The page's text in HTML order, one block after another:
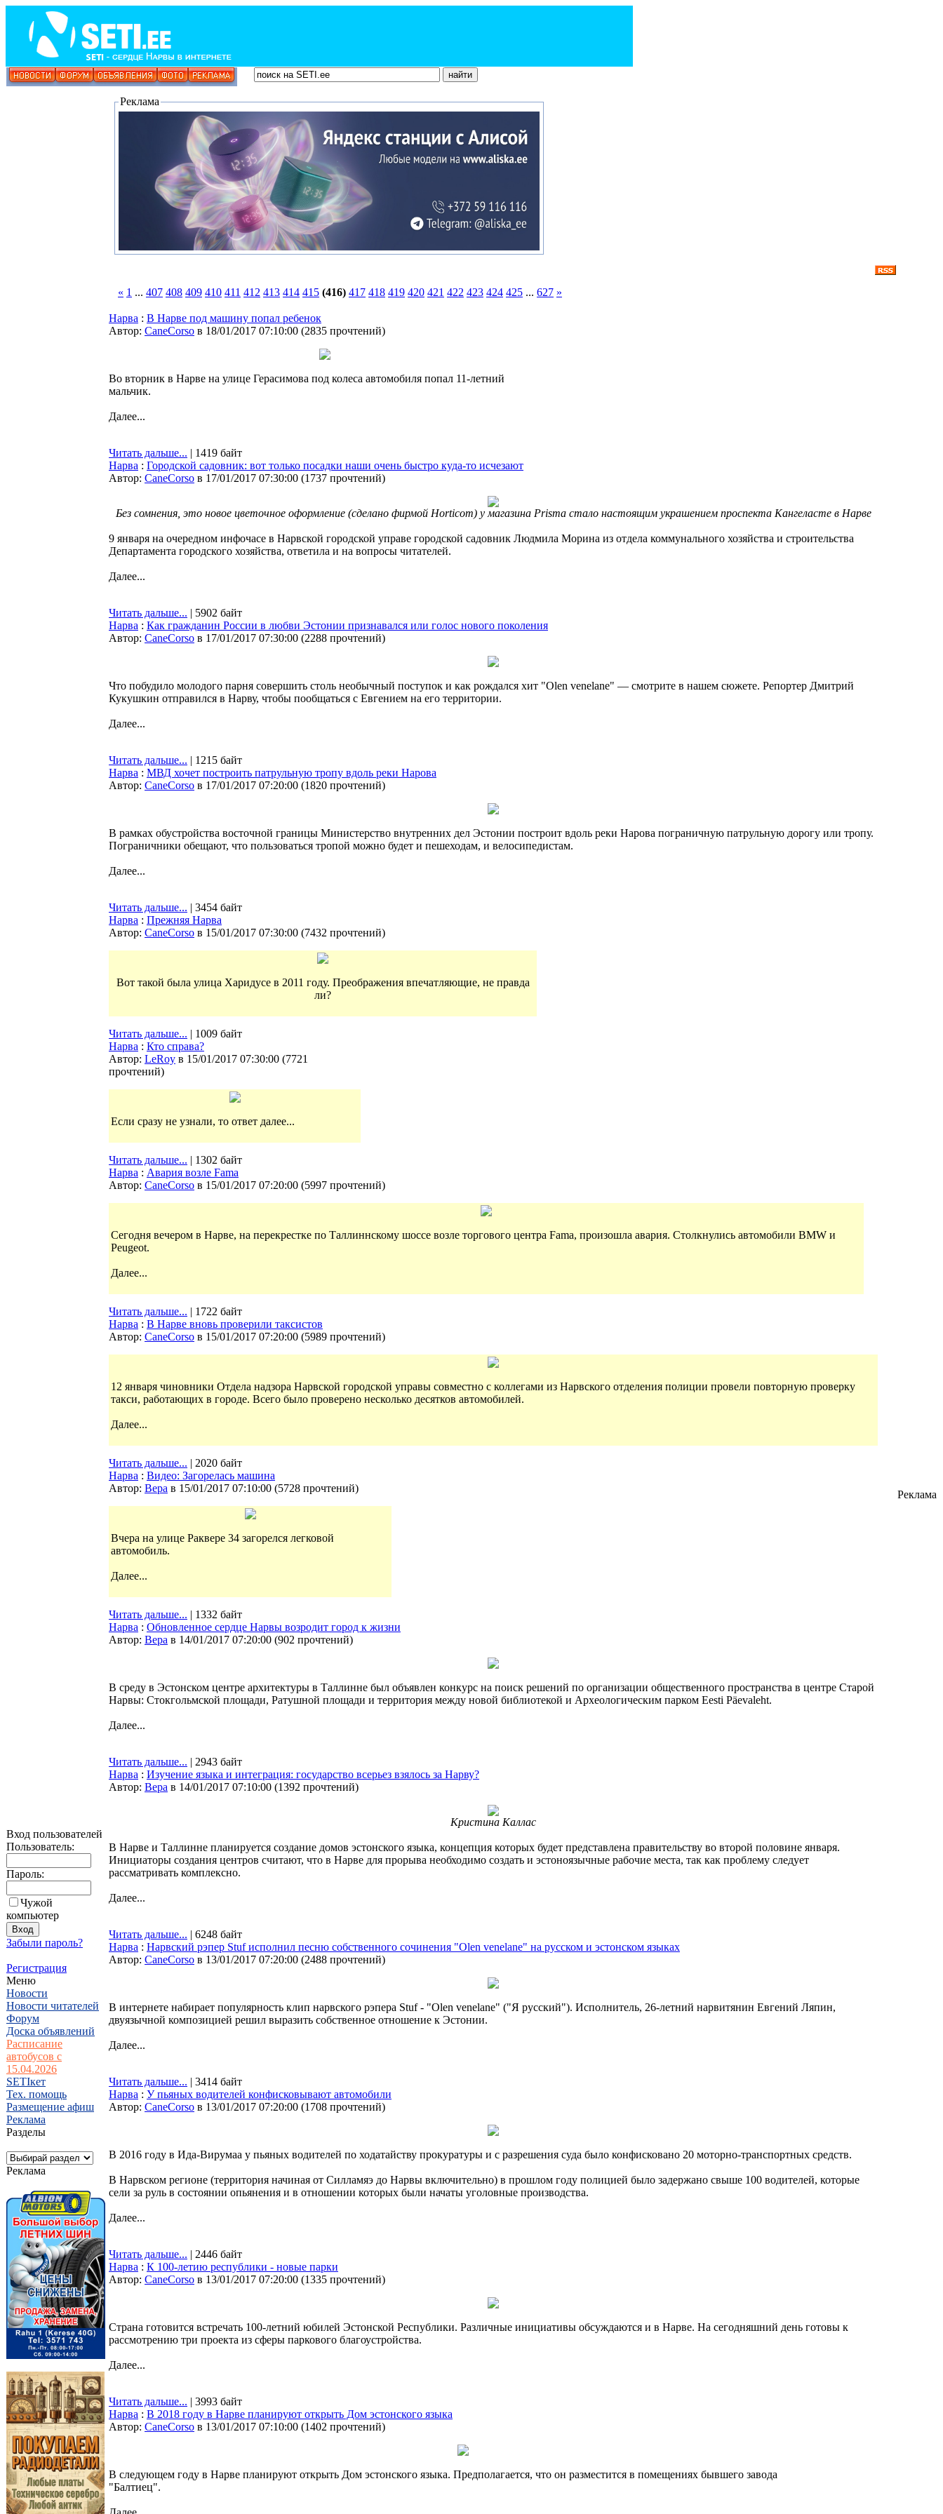
Вход пользователей
Пользователь:
Пароль:
Чужой
компьютер
Забыли пароль?
Регистрация
Меню
Новости
Новости читателей
Форум
Доска объявлений
Расписание
автобусов с
15.04.2026
SETIкет
Тех. помощь
Размещение афиш
Реклама
Разделы
Реклама
Реклама
« 1 ... 407 408 409 410 411 412 413 414 415 (416) 417 418 419 420 421 422 423 424 425 ... 627 »
Нарва : В Нарве под машину попал ребенок
Автор: CaneCorso в 18/01/2017 07:10:00 (2835 прочтений)
Во вторник в Нарве на улице Герасимова под колеса автомобиля попал 11-летний
мальчик.
Далее...
Читать дальше... | 1419 байт
Нарва : Городской садовник: вот только посадки наши очень быстро куда-то исчезают
Автор: CaneCorso в 17/01/2017 07:30:00 (1737 прочтений)
Без сомнения, это новое цветочное оформление (сделано фирмой Horticom) у магазина Prisma стало настоящим украшением проспекта Кангеласте в Нарве
9 января на очередном инфочасе в Нарвской городской управе городской садовник Людмила Морина из отдела коммунального хозяйства и строительства
Департамента городского хозяйства, ответила и на вопросы читателей.
Далее...
Читать дальше... | 5902 байт
Нарва : Как гражданин России в любви Эстонии признавался или голос нового поколения
Автор: CaneCorso в 17/01/2017 07:30:00 (2288 прочтений)
Что побудило молодого парня совершить столь необычный поступок и как рождался хит "Olen venelane" — смотрите в нашем сюжете. Репортер Дмитрий
Кукушкин отправился в Нарву, чтобы пообщаться с Евгением на его территории.
Далее...
Читать дальше... | 1215 байт
Нарва : МВД хочет построить патрульную тропу вдоль реки Нарова
Автор: CaneCorso в 17/01/2017 07:20:00 (1820 прочтений)
В рамках обустройства восточной границы Министерство внутренних дел Эстонии построит вдоль реки Нарова пограничную патрульную дорогу или тропу.
Пограничники обещают, что пользоваться тропой можно будет и пешеходам, и велосипедистам.
Далее...
Читать дальше... | 3454 байт
Нарва : Прежняя Нарва
Автор: CaneCorso в 15/01/2017 07:30:00 (7432 прочтений)
Вот такой была улица Харидусе в 2011 году. Преображения впечатляющие, не правда
ли?
Читать дальше... | 1009 байт
Нарва : Кто справа?
Автор: LeRoy в 15/01/2017 07:30:00 (7721
прочтений)
Если сразу не узнали, то ответ далее...
Читать дальше... | 1302 байт
Нарва : Авария возле Fama
Автор: CaneCorso в 15/01/2017 07:20:00 (5997 прочтений)
Сегодня вечером в Нарве, на перекрестке по Таллиннскому шоссе возле торгового центра Fama, произошла авария. Столкнулись автомобили BMW и
Peugeot.
Далее...
Читать дальше... | 1722 байт
Нарва : В Нарве вновь проверили таксистов
Автор: CaneCorso в 15/01/2017 07:20:00 (5989 прочтений)
12 января чиновники Отдела надзора Нарвской городской управы совместно с коллегами из Нарвского отделения полиции провели повторную проверку
такси, работающих в городе. Всего было проверено несколько десятков автомобилей.
Далее...
Читать дальше... | 2020 байт
Нарва : Видео: Загорелась машина
Автор: Bepa в 15/01/2017 07:10:00 (5728 прочтений)
Вчера на улице Раквере 34 загорелся легковой
автомобиль.
Далее...
Читать дальше... | 1332 байт
Нарва : Обновленное сердце Нарвы возродит город к жизни
Автор: Bepa в 14/01/2017 07:20:00 (902 прочтений)
В среду в Эстонском центре архитектуры в Таллинне был объявлен конкурс на поиск решений по организации общественного пространства в центре Старой
Нарвы: Стокгольмской площади, Ратушной площади и территория между новой библиотекой и Археологическим парком Eesti Päevaleht.
Далее...
Читать дальше... | 2943 байт
Нарва : Изучение языка и интеграция: государство всерьез взялось за Нарву?
Автор: Bepa в 14/01/2017 07:10:00 (1392 прочтений)
Кристина Каллас
В Нарве и Таллинне планируется создание домов эстонского языка, концепция которых будет представлена правительству во второй половине января.
Инициаторы создания центров считают, что в Нарве для прорыва необходимо создать и эстоноязычные рабочие места, так как проблему следует
рассматривать комплексно.
Далее...
Читать дальше... | 6248 байт
Нарва : Нарвский рэпер Stuf исполнил песню собственного сочинения "Olen venelane" на русском и эстонском языках
Автор: CaneCorso в 13/01/2017 07:20:00 (2488 прочтений)
В интернете набирает популярность клип нарвского рэпера Stuf - "Olen venelane" ("Я русский"). Исполнитель, 26-летний нарвитянин Евгений Ляпин,
двуязычной композицией решил выразить собственное отношение к Эстонии.
Далее...
Читать дальше... | 3414 байт
Нарва : У пьяных водителей конфисковывают автомобили
Автор: CaneCorso в 13/01/2017 07:20:00 (1708 прочтений)
В 2016 году в Ида-Вирумаа у пьяных водителей по ходатайству прокуратуры и с разрешения суда было конфисковано 20 моторно-транспортных средств.
В Нарвском регионе (территория начиная от Силламяэ до Нарвы включительно) в прошлом году полицией было задержано свыше 100 водителей, которые
сели за руль в состоянии опьянения и в отношении которых были начаты уголовные производства.
Далее...
Читать дальше... | 2446 байт
Нарва : К 100-летию республики - новые парки
Автор: CaneCorso в 13/01/2017 07:20:00 (1335 прочтений)
Страна готовится встречать 100-летний юбилей Эстонской Республики. Различные инициативы обсуждаются и в Нарве. На сегодняшний день готовы к
рассмотрению три проекта из сферы паркового благоустройства.
Далее...
Читать дальше... | 3993 байт
Нарва : В 2018 году в Нарве планируют открыть Дом эстонского языка
Автор: CaneCorso в 13/01/2017 07:10:00 (1402 прочтений)
В следующем году в Нарве планируют открыть Дом эстонского языка. Предполагается, что он разместится в помещениях бывшего завода
"Балтиец".
Реклама